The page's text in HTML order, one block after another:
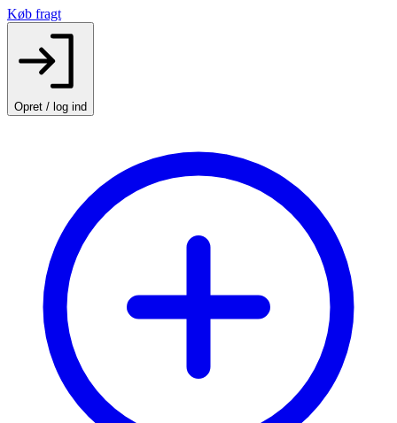
Køb fragt
Opret / log ind